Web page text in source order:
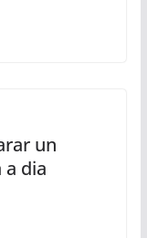
un
dia